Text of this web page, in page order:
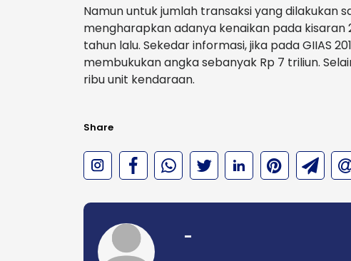
Namun untuk jumlah transaksi yang dilakukan
mengharapkan adanya kenaikan pada kisaran
tahun lalu. Sekedar informasi, jika pada GIIAS
membukukan angka sebanyak Rp 7 triliun.
ribu unit kendaraan.
Share
-